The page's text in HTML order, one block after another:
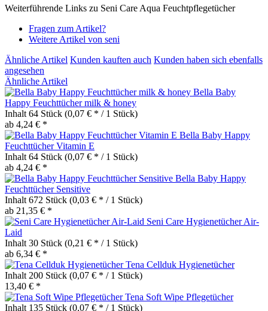
Weiterführende Links zu Seni Care Aqua Feuchtpflegetücher
Fragen zum Artikel?
Weitere Artikel von seni
Ähnliche Artikel Kunden kauften auch Kunden haben sich ebenfalls
angesehen
Ähnliche Artikel
Bella Baby
Happy Feuchttücher milk & honey
Inhalt 64 Stück (0,07 € * / 1 Stück)
ab 4,24 € *
Bella Baby Happy
Feuchttücher Vitamin E
Inhalt 64 Stück (0,07 € * / 1 Stück)
ab 4,24 € *
Bella Baby Happy
Feuchttücher Sensitive
Inhalt 672 Stück (0,03 € * / 1 Stück)
ab 21,35 € *
Seni Care Hygienetücher Air-
Laid
Inhalt 30 Stück (0,21 € * / 1 Stück)
ab 6,34 € *
Tena Cellduk Hygienetücher
Inhalt 200 Stück (0,07 € * / 1 Stück)
13,40 € *
Tena Soft Wipe Pflegetücher
Inhalt 135 Stück (0,07 € * / 1 Stück)